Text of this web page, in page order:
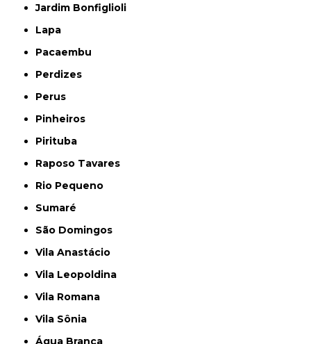
Jardim Bonfiglioli
Lapa
Pacaembu
Perdizes
Perus
Pinheiros
Pirituba
Raposo Tavares
Rio Pequeno
Sumaré
São Domingos
Vila Anastácio
Vila Leopoldina
Vila Romana
Vila Sônia
Água Branca